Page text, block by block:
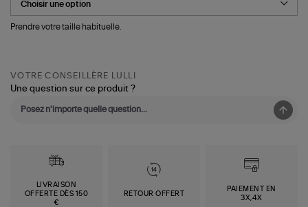
Prendre votre taille habituelle.
VOTRE CONSEILLÈRE LULLI
Une question sur ce produit ?
LIVRAISON
OFFERTE DÈS 150
€
RETOUR OFFERT
PAIEMENT EN
3X,4X